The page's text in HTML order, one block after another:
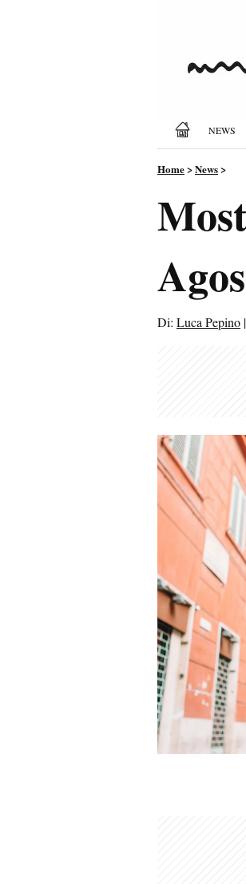
NEWS
Home>News>
Di: Luca Pepino |